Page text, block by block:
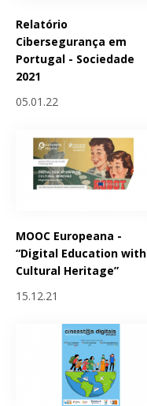
Relatório
Cibersegurança em
Portugal - Sociedade
2021
05.01.22
MOOC Europeana -
“Digital Education with
Cultural Heritage”
15.12.21